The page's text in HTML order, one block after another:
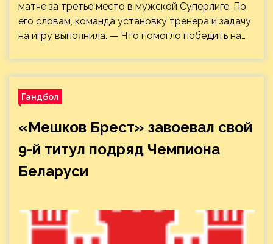
матче за третье место в мужской Суперлиге. По
его словам, команда установку тренера и задачу
на игру выполнила. — Что помогло победить на…
Гандбол
«Мешков Брест» завоевал свой
9-й титул подряд Чемпиона
Беларуси